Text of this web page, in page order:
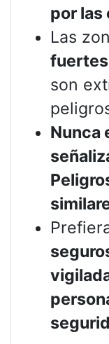
por las
Las
son
Nunca